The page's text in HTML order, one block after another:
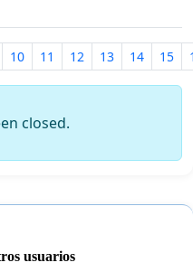
10 11 12 13 14 15
closed.
usuarios